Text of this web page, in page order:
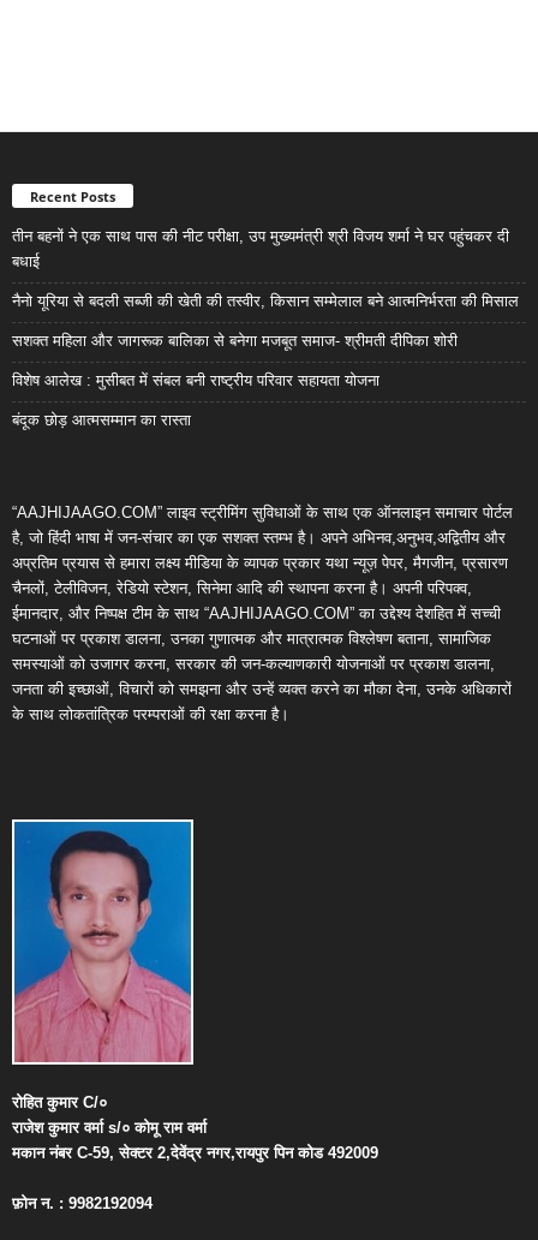
Recent Posts
तीन बहनों ने एक साथ पास की नीट परीक्षा, उप मुख्यमंत्री श्री विजय शर्मा ने घर पहुंचकर दी
बधाई
नैनो यूरिया से बदली सब्जी की खेती की तस्वीर, किसान सम्मेलाल बने आत्मनिर्भरता की मिसाल
सशक्त महिला और जागरूक बालिका से बनेगा मजबूत समाज- श्रीमती दीपिका शोरी
विशेष आलेख : मुसीबत में संबल बनी राष्ट्रीय परिवार सहायता योजना
बंदूक छोड़ आत्मसम्मान का रास्ता
“AAJHIJAAGO.COM” लाइव स्ट्रीमिंग सुविधाओं के साथ एक ऑनलाइन समाचार पोर्टल
है, जो हिंदी भाषा में जन-संचार का एक सशक्त स्तम्भ है। अपने अभिनव,अनुभव,अद्वितीय और
अप्रतिम प्रयास से हमारा लक्ष्य मीडिया के व्यापक प्रकार यथा न्यूज़ पेपर, मैगजीन, प्रसारण
चैनलों, टेलीविजन, रेडियो स्टेशन, सिनेमा आदि की स्थापना करना है। अपनी परिपक्व,
ईमानदार, और निष्पक्ष टीम के साथ “AAJHIJAAGO.COM” का उद्देश्य देशहित में सच्ची
घटनाओं पर प्रकाश डालना, उनका गुणात्मक और मात्रात्मक विश्लेषण बताना, सामाजिक
समस्याओं को उजागर करना, सरकार की जन-कल्याणकारी योजनाओं पर प्रकाश डालना,
जनता की इच्छाओं, विचारों को समझना और उन्हें व्यक्त करने का मौका देना, उनके अधिकारों
के साथ लोकतांत्रिक परम्पराओं की रक्षा करना है।
रोहित कुमारC/०
राजेश कुमार वर्माs/० कोमू राम वर्मा
मकान नंबरC-59,सेक्टर2,देवेंद्र नगर,रायपुर पिन कोड492009
फ़ोन न. : 9982192094